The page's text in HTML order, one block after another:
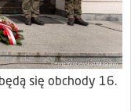
się obchody 16.